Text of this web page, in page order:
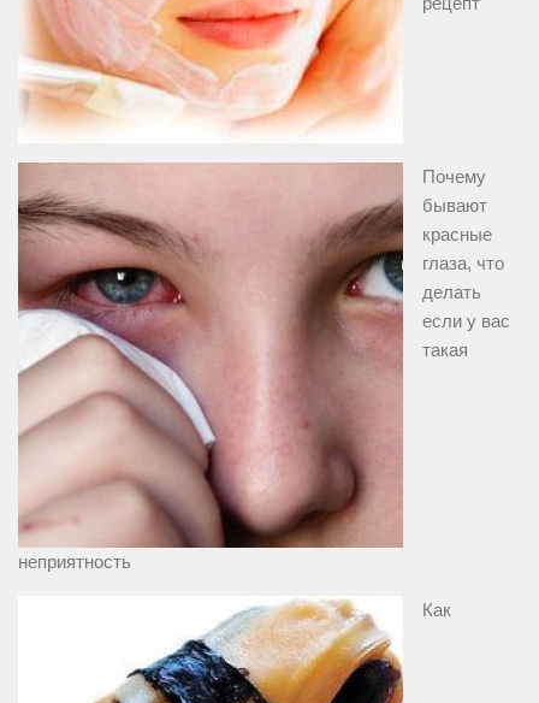
Почему
бывают
красные
глаза, что
делать
если у вас
такая
неприятность
Как